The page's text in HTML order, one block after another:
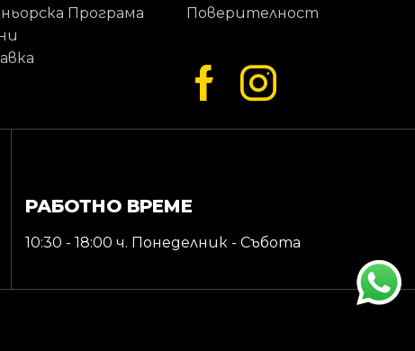
Програма
Поверителност
РАБОТНО ВРЕМЕ
10:30 - 18:00 ч. Понеделник - Събота